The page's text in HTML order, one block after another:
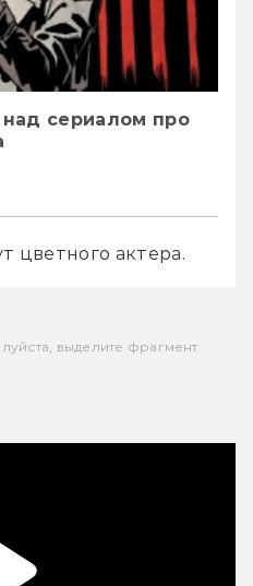
сериалом про
цветного актера.
выделите фрагмент